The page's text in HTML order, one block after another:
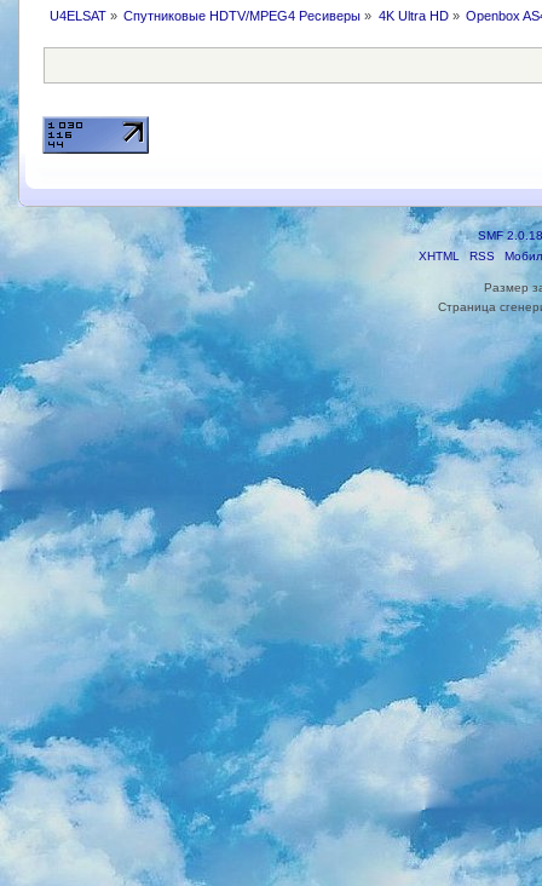
U4ELSAT» Спутниковые HDTV/MPEG4 Ресиверы » 4K Ultra HD» Openbox
SMF 2.0.18
XHTML
RSS
Размер
Страница